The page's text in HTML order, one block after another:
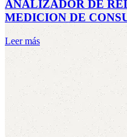
ANALIZADOR DE
MEDICION DE
Leer más